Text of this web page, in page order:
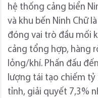
hệ thống cảng biển
và khu bến Ninh Chữ
đóng vai trò đầu mối
cảng tổng hợp, hàng
lỏng/khí. Phấn đấu
lượng tái tạo chiếm tỷ
tỉnh, giải quyết 7,3%